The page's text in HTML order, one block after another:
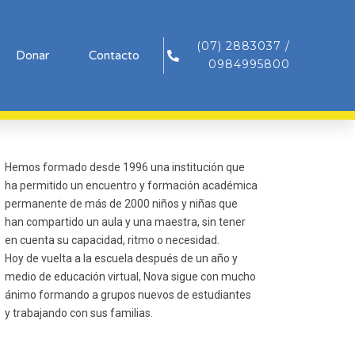
Donar Contacto
(07) 2883037 /
0984995800
Hemos formado desde 1996 una institución que
ha permitido un encuentro y formación académica
permanente de más de 2000 niños y niñas que
han compartido un aula y una maestra, sin tener
en cuenta su capacidad, ritmo o necesidad.
Hoy de vuelta a la escuela después de un año y
medio de educación virtual, Nova sigue con mucho
ánimo formando a grupos nuevos de estudiantes
y trabajando con sus familias.